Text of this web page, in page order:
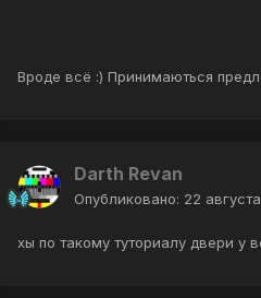
Вроде всё :) Принимаються
Darth Revan
Опубликовано: 22
хы по такому туториалу двери у